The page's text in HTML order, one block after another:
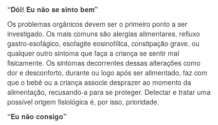
“Dói! Eu não se sinto bem”
Os problemas orgânicos devem ser o primeiro ponto a ser
investigado. Os mais comuns são alergias alimentares, refluxo
gastro-esofágico, esofagite eosinofílica, constipação grave, ou
qualquer outro sintoma que faça a criança se sentir mal
fisicamente. Os sintomas decorrentes dessas alterações como
dor e desconforto, durante ou logo após ser alimentado, faz com
que o bebê ou a criança associe desprazer ao momento da
alimentação, recusando-a para se proteger. Detectar e tratar uma
possível origem fisiológica é, por isso, prioridade.
“Eu não consigo”